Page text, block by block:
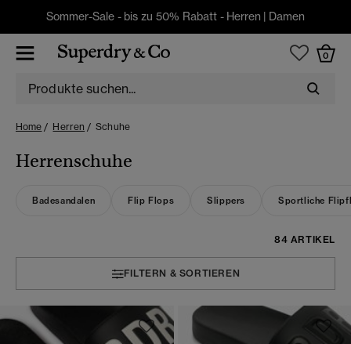
Sommer-Sale - bis zu 50% Rabatt - Herren | Damen
0
Home Herren Schuhe
Herrenschuhe
Badesandalen Flip Flops Slippers Sportliche
84 ARTIKEL
FILTERN & SORTIEREN